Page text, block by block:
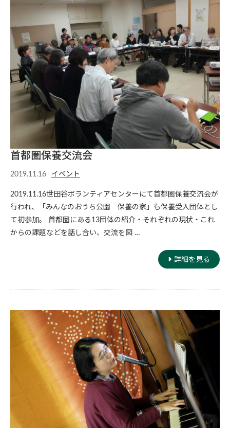
首都圏保養交流会
2019.11.16 イベント
2019.11.16世田谷ボランティアセンターにて首都圏保養交流会が
行われ、「みんなのおうち公園 保養の家」も保養受入団体とし
て初参加。 首都圏にある13団体の紹介・それぞれの現状・これ
からの課題などを話し合い、交流を図 …
詳細を見る